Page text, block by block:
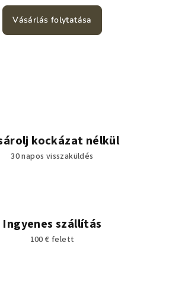
Vásárlás folytatása
kockázat nélkül
30 napos visszaküldés
Ingyenes szállítás
100 € felett